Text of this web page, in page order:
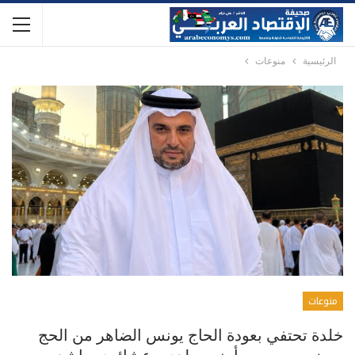
الرئيسية منوعات
منوعات
خلدة تحتفي بعودة الحاج يونس الضاهر من الحج